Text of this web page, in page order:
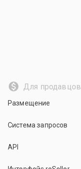
Для продавцов
Размещение
Система запросов
API